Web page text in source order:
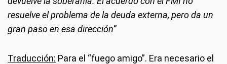
resuelve el problema de la deuda externa, pero da un
gran paso en esa dirección”
Traducción: Para el “fuego amigo”. Era necesario el